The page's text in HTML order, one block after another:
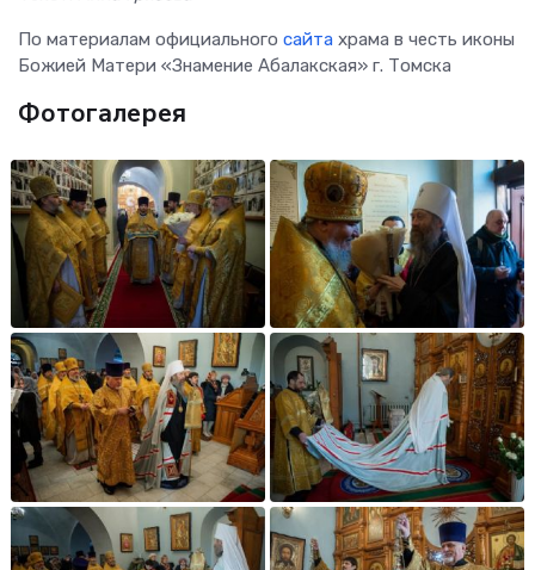
По материалам официального сайта храма в честь иконы
Божией Матери «Знамение Абалакская» г. Томска
Фотогалерея